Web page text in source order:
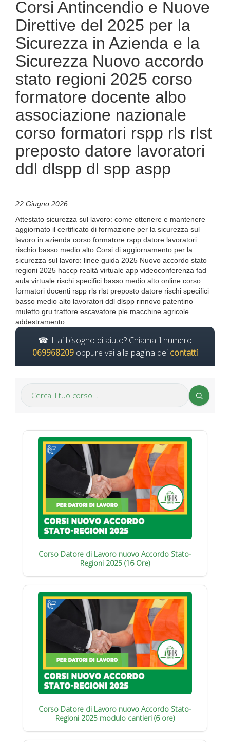
Corsi Antincendio e Nuove
Direttive del 2025 per la
Sicurezza in Azienda e la
Sicurezza Nuovo accordo
stato regioni 2025 corso
formatore docente albo
associazione nazionale
corso formatori rspp rls rlst
preposto datore lavoratori
ddl dlspp dl spp aspp
22 Giugno 2026
Attestato sicurezza sul lavoro: come ottenere e mantenere
aggiornato il certificato di formazione per la sicurezza sul
lavoro in azienda corso formatore rspp datore lavoratori
rischio basso medio alto Corsi di aggiornamento per la
sicurezza sul lavoro: linee guida 2025 Nuovo accordo stato
regioni 2025 haccp realtà virtuale app videoconferenza fad
aula virtuale rischi specifici basso medio alto online corso
formatori docenti rspp rls rlst preposto datore rischi specifici
basso medio alto lavoratori ddl dlspp rinnovo patentino
muletto gru trattore escavatore ple macchine agricole
addestramento
Hai bisogno di aiuto? Chiama il numero
069968209 oppure vai alla pagina dei contatti
Corso Datore di Lavoro nuovo Accordo Stato-
Regioni 2025 (16 Ore)
Corso Datore di Lavoro nuovo Accordo Stato-
Regioni 2025 modulo cantieri (6 ore)